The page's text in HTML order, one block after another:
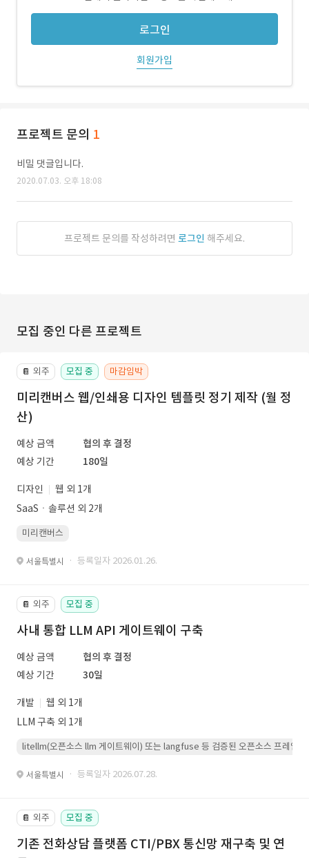
로그인
회원가입
프로젝트 문의 1
비밀 댓글입니다.
2020.07.03. 오후 18:08
프로젝트 문의를 작성하려면 로그인 해주세요.
모집 중인 다른 프로젝트
📔 외주 모집 중 마감임박
미리캔버스 웹/인쇄용 디자인 템플릿 정기 제작 (월 정
산)
예상 금액
협의 후 결정
예상 기간
180일
디자인
웹 외 1개
SaaSㆍ솔루션 외 2개
미리캔버스
서울특별시 · 등록일자 2026.01.26.
📔 외주 모집 중
사내 통합 LLM API 게이트웨이 구축
예상 금액
협의 후 결정
예상 기간
30일
개발
웹 외 1개
LLM 구축 외 1개
litellm(오픈소스 llm 게이트웨이) 또는 langfuse 등 검증된 오픈소스 프레임워
서울특별시 · 등록일자 2026.07.28.
📔 외주 모집 중
기존 전화상담 플랫폼 CTI/PBX 통신망 재구축 및 연